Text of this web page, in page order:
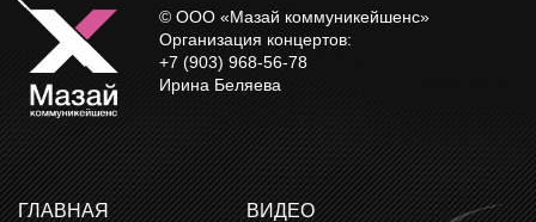
© ООО «Мазай коммуникейшенс»
Организация концертов:
+7 (903) 968-56-78
Ирина Беляева
ГЛАВНАЯ ВИДЕО